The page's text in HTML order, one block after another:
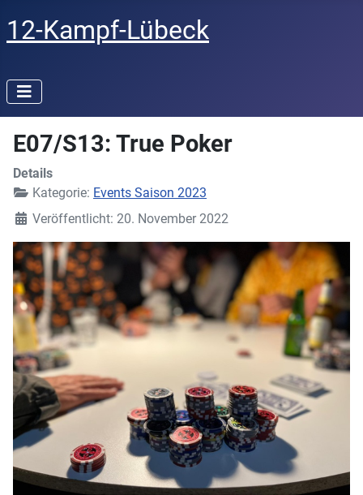
12-Kampf-Lübeck
E07/S13: True Poker
Details
Kategorie: Events Saison 2023
Veröffentlicht: 20. November 2022